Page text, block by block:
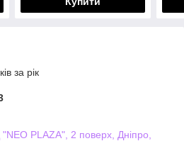
за рік
PLAZA", 2 поверх, Дніпро,